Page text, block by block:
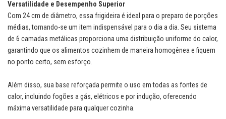
Versatilidade e Desempenho Superior
Com 24 cm de diâmetro, essa frigideira é ideal para o preparo de porções
médias, tornando-se um item indispensável para o dia a dia. Seu sistema
de 6 camadas metálicas proporciona uma distribuição uniforme do calor,
garantindo que os alimentos cozinhem de maneira homogênea e fiquem
no ponto certo, sem esforço.
Além disso, sua base reforçada permite o uso em todas as fontes de
calor, incluindo fogões a gás, elétricos e por indução, oferecendo
máxima versatilidade para qualquer cozinha.